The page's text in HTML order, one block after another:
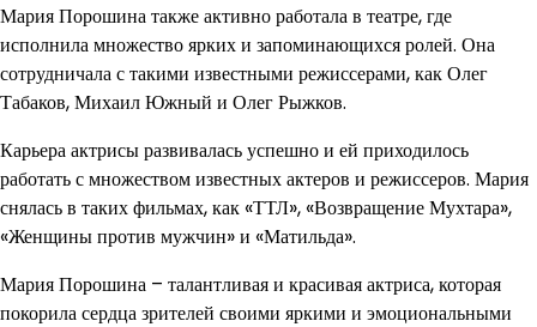
Мария Порошина также активно работала в театре, где
исполнила множество ярких и запоминающихся ролей. Она
сотрудничала с такими известными режиссерами, как Олег
Табаков, Михаил Южный и Олег Рыжков.
Карьера актрисы развивалась успешно и ей приходилось
работать с множеством известных актеров и режиссеров. Мария
снялась в таких фильмах, как «ТТЛ», «Возвращение Мухтара»,
«Женщины против мужчин» и «Матильда».
Мария Порошина – талантливая и красивая актриса, которая
покорила сердца зрителей своими яркими и эмоциональными